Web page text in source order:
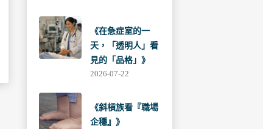
《在急症室的一
天，「透明人」看
見的「品格」》
2026-07-22
《斜槓族看『職場
企穩』》